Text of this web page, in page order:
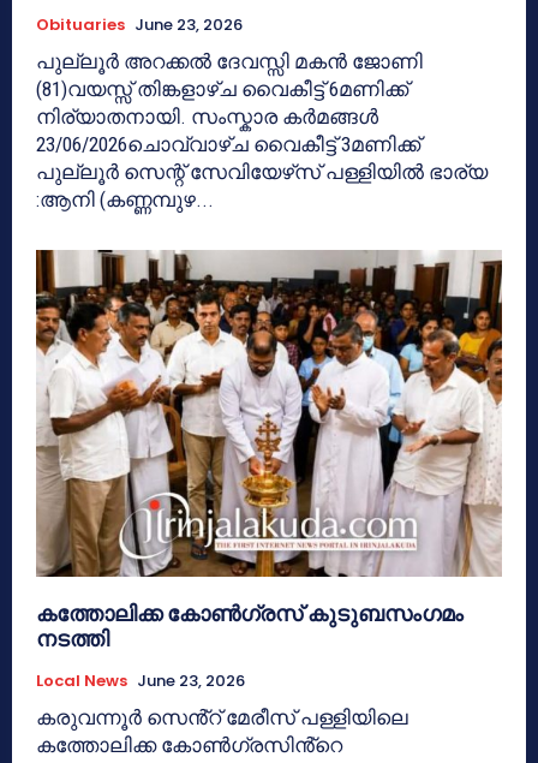
Obituaries June 23, 2026
പുല്ലൂർ അറക്കൽ ദേവസ്സി മകൻ ജോണി
(81)വയസ്സ് തിങ്കളാഴ്ച വൈകീട്ട് 6മണിക്ക്
നിര്യാതനായി. സംസ്കാര കർമങ്ങൾ
23/06/2026ചൊവ്വാഴ്ച വൈകീട്ട് 3മണിക്ക്
പുല്ലൂർ സെന്റ് സേവിയേഴ്‌സ് പള്ളിയിൽ ഭാര്യ
:ആനി (കണ്ണമ്പുഴ...
കത്തോലിക്ക കോൺഗ്രസ് കുടുബസംഗമം
നടത്തി
Local News June 23, 2026
കരുവന്നൂർ സെൻ്റ് മേരീസ് പള്ളിയിലെ
കത്തോലിക്ക കോൺഗ്രസിൻ്റെ